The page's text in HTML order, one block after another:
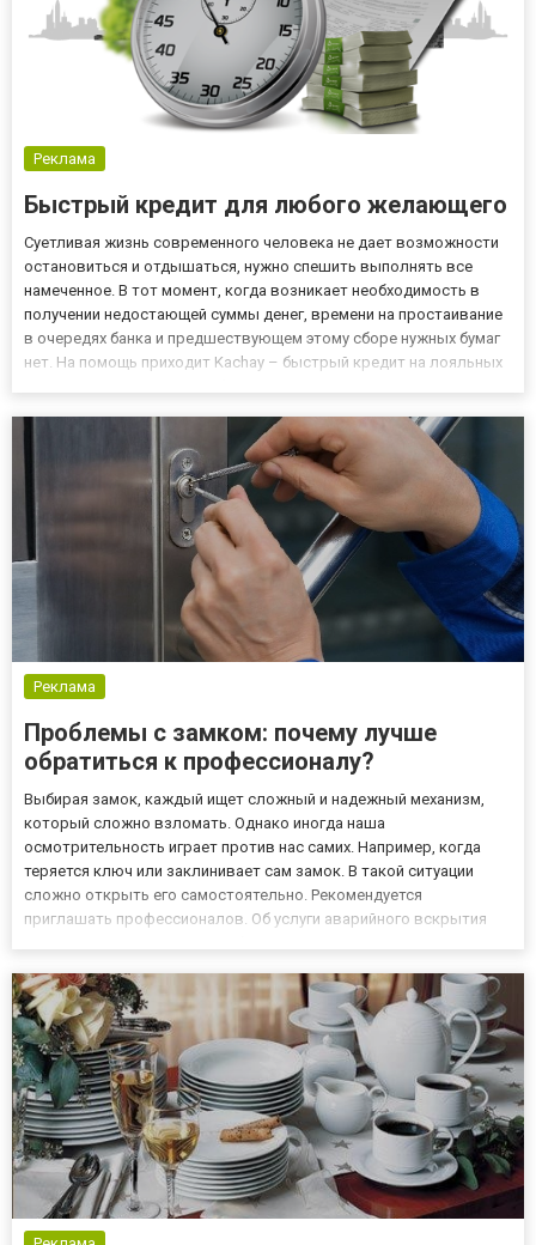
Реклама
Быстрый кредит для любого желающего
Суетливая жизнь современного человека не дает возможности
остановиться и отдышаться, нужно спешить выполнять все
намеченное. В тот момент, когда возникает необходимость в
получении недостающей суммы денег, времени на простаивание
в очередях банка и предшествующем этому сборе нужных бумаг
нет. На помощь приходит Kachay – быстрый кредит на лояльных
Реклама
Проблемы с замком: почему лучше
обратиться к профессионалу?
Выбирая замок, каждый ищет сложный и надежный механизм,
который сложно взломать. Однако иногда наша
осмотрительность играет против нас самих. Например, когда
теряется ключ или заклинивает сам замок. В такой ситуации
сложно открыть его самостоятельно. Рекомендуется
приглашать профессионалов. Об услуги аварийного вскрытия
843224. Почему стоит вызвать масте...